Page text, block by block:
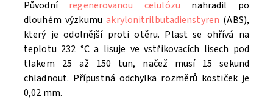
Původní regenerovanou celulózu nahradil po
dlouhém výzkumuakrylonitrilbutadienstyren (ABS),
který je odolnější proti otěru. Plast se ohřívá na
teplotu 232 °C a lisuje ve vstřikovacích lisech pod
tlakem 25 až 150 tun, načež musí 15 sekund
chladnout. Přípustná odchylka rozměrů kostiček je
0,02 mm.